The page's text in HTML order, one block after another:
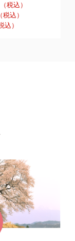
（税込）
（税込）
込）